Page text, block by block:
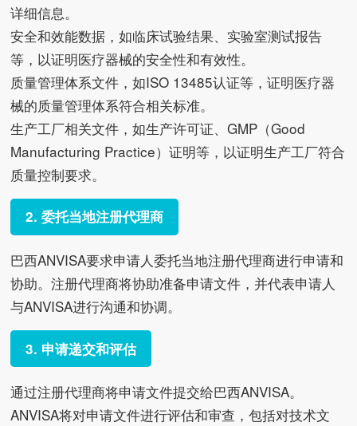
详细信息。
安全和效能数据，如临床试验结果、实验室测试报告
等，以证明医疗器械的安全性和有效性。
质量管理体系文件，如ISO 13485认证等，证明医疗器
械的质量管理体系符合相关标准。
生产工厂相关文件，如生产许可证、GMP（Good
Manufacturing Practice）证明等，以证明生产工厂符合
质量控制要求。
2. 委托当地注册代理商
巴西ANVISA要求申请人委托当地注册代理商进行申请和
协助。注册代理商将协助准备申请文件，并代表申请人
与ANVISA进行沟通和协调。
3. 申请递交和评估
通过注册代理商将申请文件提交给巴西ANVISA。
ANVISA将对申请文件进行评估和审查，包括对技术文